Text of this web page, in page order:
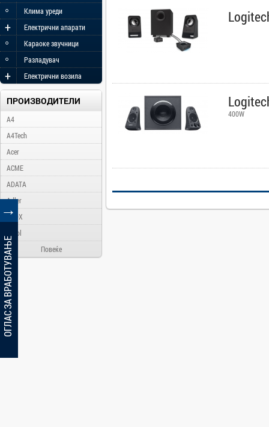
Клима уреди
◦
Електрични апарати
+
Караоке звучници
◦
Разладувач
◦
Електрични возила
+
ПРОИЗВОДИТЕЛИ
A4
A4Tech
Acer
ACME
ADATA
Adler
AFOX
Ainol
Alcatel
Allview
Aloha Day
AMD
AOC
Apache
Повеќе
400W
ОГЛАС ЗА ВРАБОТУВАЊЕ
→